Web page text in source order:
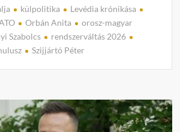
külpolitika
Levédia krónikása
Orbán Anita
orosz-magyar
Szabolcs
rendszerváltás 2026
Szijjártó Péter
t
on
Az